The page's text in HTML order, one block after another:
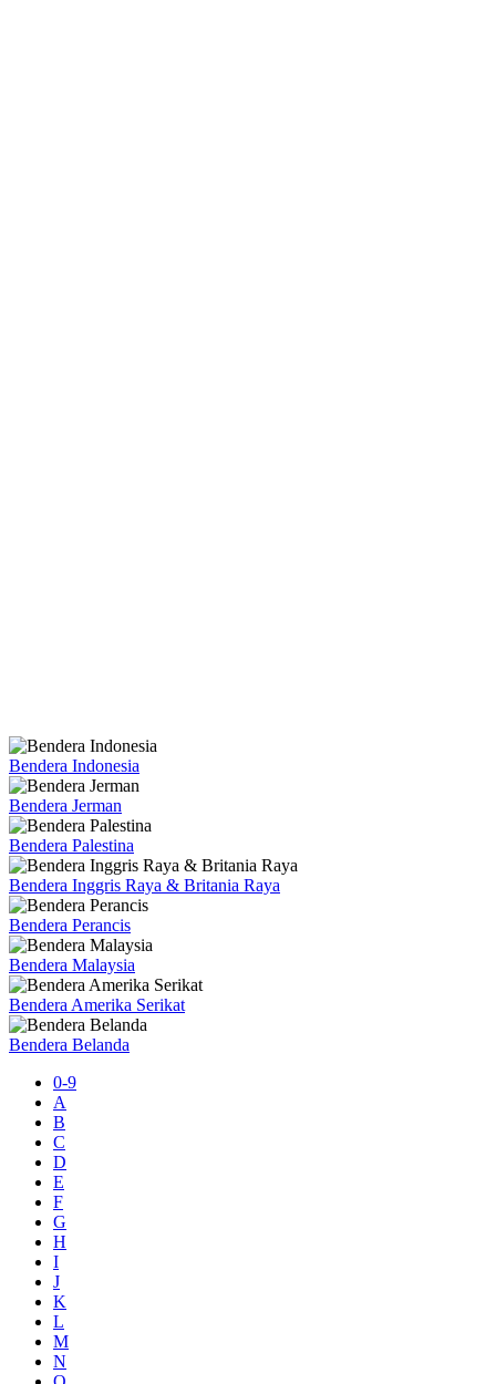
Bendera Indonesia
Bendera Jerman
Bendera Palestina
Bendera Inggris Raya & Britania Raya
Bendera Perancis
Bendera Malaysia
Bendera Amerika Serikat
Bendera Belanda
0-9
A
B
C
D
E
F
G
H
I
J
K
L
M
N